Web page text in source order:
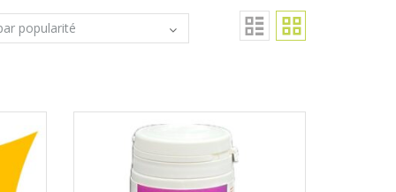
Ajouter à la liste d'envies